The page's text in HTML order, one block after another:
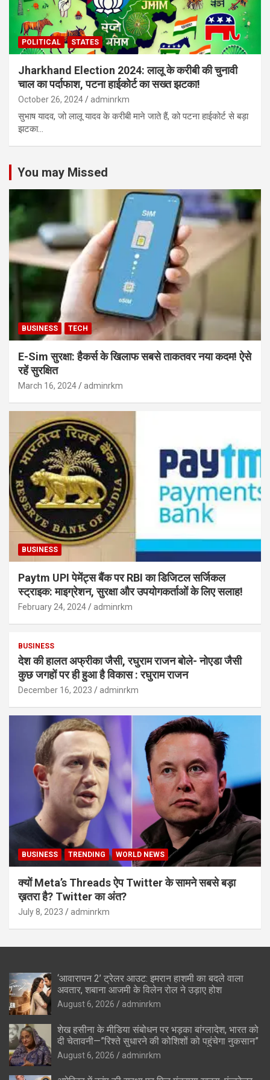
POLITICAL STATES
Jharkhand Election 2024: लालू के करीबी की चुनावी
चाल का पर्दाफाश, पटना हाईकोर्ट का सख्त झटका!
October 26, 2024 adminrkm
सुभाष यादव, जो लालू यादव के करीबी माने जाते हैं, को पटना हाईकोर्ट से बड़ा
झटका…
You may Missed
BUSINESS TECH
E-Sim सुरक्षा: हैकर्स के खिलाफ सबसे ताकतवर नया कदम! ऐसे
रहें सुरक्षित
March 16, 2024 adminrkm
BUSINESS
Paytm UPI पेमेंट्स बैंक पर RBI का डिजिटल सर्जिकल
स्ट्राइक: माइग्रेशन, सुरक्षा और उपयोगकर्ताओं के लिए सलाह!
February 24, 2024 adminrkm
BUSINESS
देश की हालत अफ्रीका जैसी, रघुराम राजन बोले- नोएडा जैसी
कुछ जगहों पर ही हुआ है विकास : रघुराम राजन
December 16, 2023 adminrkm
BUSINESS TRENDING WORLD NEWS
क्यों Meta’s Threads ऐप Twitter के सामने सबसे बड़ा
ख़तरा है? Twitter का अंत?
July 8, 2023 adminrkm
‘आवारापन 2’ ट्रेलर आउट: इमरान हाशमी का बदले वाला
अवतार, शबाना आजमी के विलेन रोल ने उड़ाए होश
August 6, 2026 adminrkm
शेख हसीना के मीडिया संबोधन पर भड़का बांग्लादेश, भारत को
दी चेतावनी—”रिश्ते सुधारने की कोशिशों को पहुंचेगा नुकसान”
August 6, 2026 adminrkm